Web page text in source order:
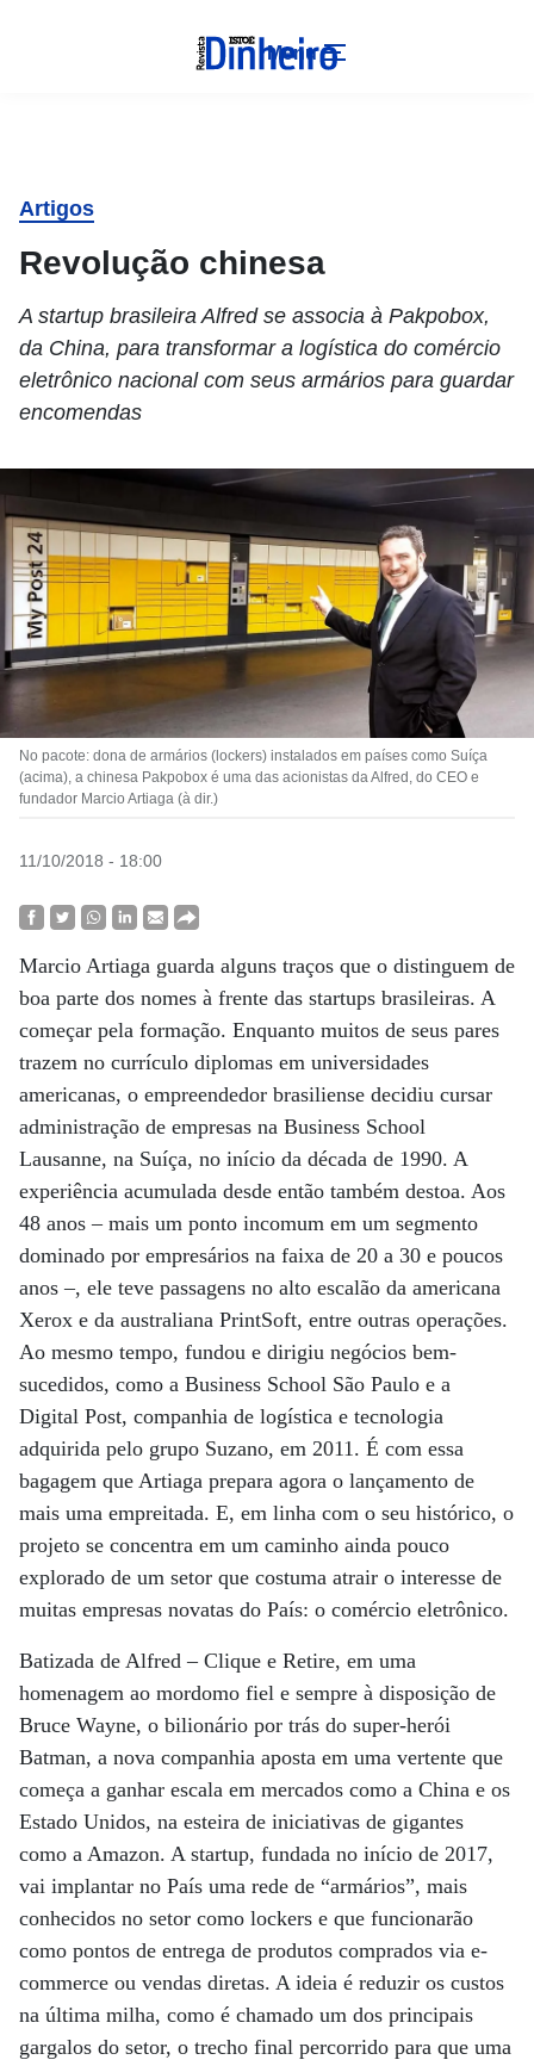
Menu
Artigos
Revolução chinesa
A startup brasileira Alfred se associa à Pakpobox,
da China, para transformar a logística do comércio
eletrônico nacional com seus armários para guardar
encomendas
No pacote: dona de armários (lockers) instalados em países como Suíça
(acima), a chinesa Pakpobox é uma das acionistas da Alfred, do CEO e
fundador Marcio Artiaga (à dir.)
11/10/2018 - 18:00
Marcio Artiaga guarda alguns traços que o distinguem de
boa parte dos nomes à frente das startups brasileiras. A
começar pela formação. Enquanto muitos de seus pares
trazem no currículo diplomas em universidades
americanas, o empreendedor brasiliense decidiu cursar
administração de empresas na Business School
Lausanne, na Suíça, no início da década de 1990. A
experiência acumulada desde então também destoa. Aos
48 anos – mais um ponto incomum em um segmento
dominado por empresários na faixa de 20 a 30 e poucos
anos –, ele teve passagens no alto escalão da americana
Xerox e da australiana PrintSoft, entre outras operações.
Ao mesmo tempo, fundou e dirigiu negócios bem-
sucedidos, como a Business School São Paulo e a
Digital Post, companhia de logística e tecnologia
adquirida pelo grupo Suzano, em 2011. É com essa
bagagem que Artiaga prepara agora o lançamento de
mais uma empreitada. E, em linha com o seu histórico, o
projeto se concentra em um caminho ainda pouco
explorado de um setor que costuma atrair o interesse de
muitas empresas novatas do País: o comércio eletrônico.
Batizada de Alfred – Clique e Retire, em uma
homenagem ao mordomo fiel e sempre à disposição de
Bruce Wayne, o bilionário por trás do super-herói
Batman, a nova companhia aposta em uma vertente que
começa a ganhar escala em mercados como a China e os
Estado Unidos, na esteira de iniciativas de gigantes
como a Amazon. A startup, fundada no início de 2017,
vai implantar no País uma rede de “armários”, mais
conhecidos no setor como lockers e que funcionarão
como pontos de entrega de produtos comprados via e-
commerce ou vendas diretas. A ideia é reduzir os custos
na última milha, como é chamado um dos principais
gargalos do setor, o trecho final percorrido para que uma